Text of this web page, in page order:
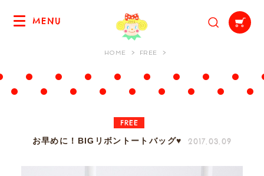
MENU
HOME FREE
FREE
お早めに！BIGリボントートバッグ♥ 2017.03.09